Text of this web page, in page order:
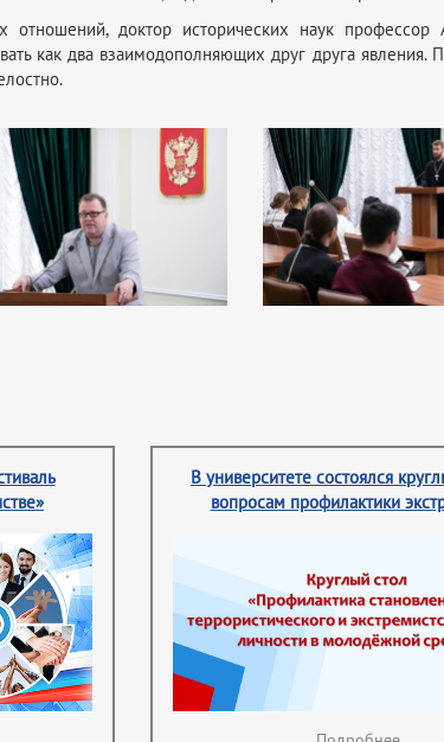
доктор исторических наук профессор
как два взаимодополняющих друг друга явления.
В университете состоялся
вопросам профилактики